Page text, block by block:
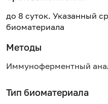
до 8 суток. Указанный
биоматериала
Методы
Иммуноферментный
Тип биоматериала